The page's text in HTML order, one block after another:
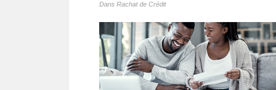
Dans Rachat de Crédit